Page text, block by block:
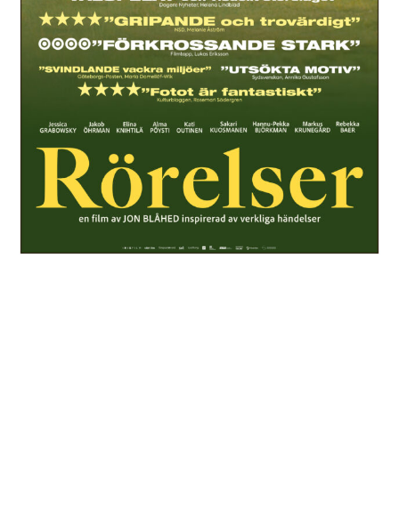
övertygade om att världens undergång var nära
och att de rättrogna skulle räddas av en kristallark
från himlen.